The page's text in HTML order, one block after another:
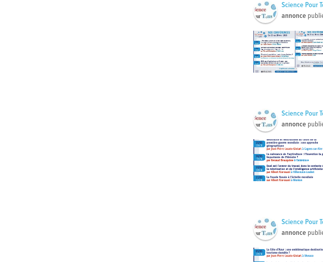
Science Pour
annonce
Science Pour
annonce
Science Pour
annonce